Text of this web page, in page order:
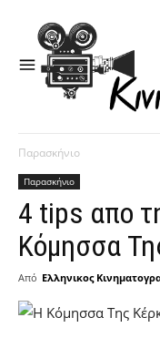
Παρασκήνιο
Παρασκήνιο
4 tips απο
Κόμησσα
Από Ελληνικος